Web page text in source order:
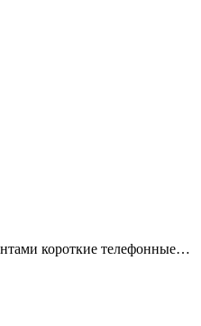
короткие телефонные…